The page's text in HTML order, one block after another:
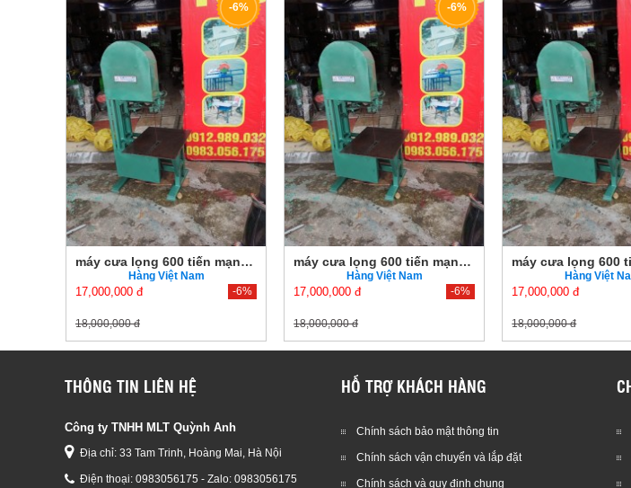
-6%
máy cưa lọng 600 tiến mạnh có động cơ
Hàng Việt Nam
-6%
17,000,000 đ
18,000,000 đ
-6%
máy cưa lọng 600 tiến mạnh có động cơ
Hàng Việt Nam
-6%
17,000,000 đ
18,000,000 đ
Hàng Việt
17,000,000 đ
18,000,000 đ
THÔNG TIN LIÊN HỆ
Công ty TNHH MLT Quỳnh Anh
Địa chỉ: 33 Tam Trinh, Hoàng Mai, Hà Nội
Điện thoại: 0983056175 - Zalo: 0983056175
HỖ TRỢ KHÁCH HÀNG
Chính sách bảo mật thông tin
Chính sách vận chuyển và lắp đặt
Chính sách và quy định chung